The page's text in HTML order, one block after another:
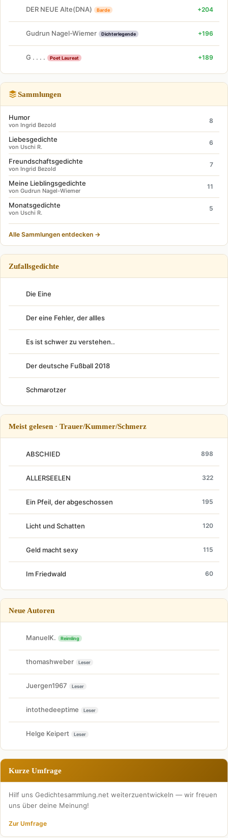
DER NEUE Alte(DNA) Barde +204
Gudrun Nagel-Wiemer Dichterlegende +196
G . . . . Poet Laureat +189
Sammlungen
Humor
von Ingrid Bezold
8
Liebesgedichte
von Uschi R.
6
Freundschaftsgedichte
von Ingrid Bezold
7
Meine Lieblingsgedichte
von Gudrun Nagel-Wiemer
11
Monatsgedichte
von Uschi R.
5
Alle Sammlungen entdecken →
Zufallsgedichte
Die Eine
Der eine Fehler, der allles
Es ist schwer zu verstehen..
Der deutsche Fußball 2018
Schmarotzer
Meist gelesen · Trauer/Kummer/Schmerz
ABSCHIED 898
ALLERSEELEN 322
Ein Pfeil, der abgeschossen 195
Licht und Schatten 120
Geld macht sexy 115
Im Friedwald 60
Neue Autoren
ManuelK. Reimling
thomashweber Leser
Juergen1967 Leser
intothedeeptime Leser
Helge Keipert Leser
Kurze Umfrage
Hilf uns Gedichtesammlung.net weiterzuentwickeln — wir freuen
uns über deine Meinung!
Zur Umfrage